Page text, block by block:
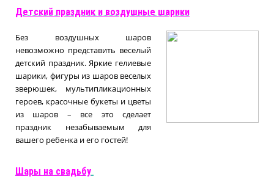
Детский праздник и воздушные шарики
Без воздушных шаров
невозможно представить веселый
детский праздник. Яркие гелиевые
шарики, фигуры из шаров веселых
зверюшек, мультипликационных
героев, красочные букеты и цветы
из шаров – все это сделает
праздник незабываемым для
вашего ребенка и его гостей!
Шары на свадьбу